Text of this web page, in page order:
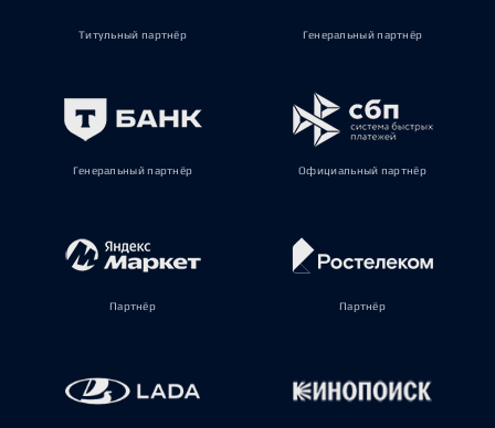
Титульный партнёр Генеральный партнёр
Генеральный партнёр Официальный партнёр
Партнёр Партнёр